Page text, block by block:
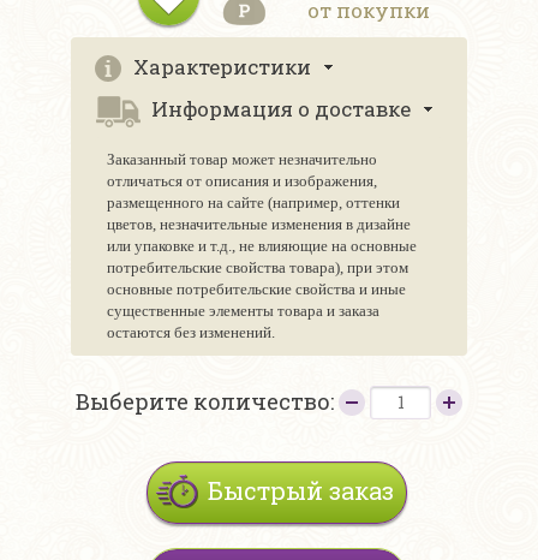
от покупки
Характеристики
Информация о доставке
Заказанный товар может незначительно
отличаться от описания и изображения,
размещенного на сайте (например, оттенки
цветов, незначительные изменения в дизайне
или упаковке и т.д., не влияющие на основные
потребительские свойства товара), при этом
основные потребительские свойства и иные
существенные элементы товара и заказа
остаются без изменений.
Выберите количество:
Быстрый заказ